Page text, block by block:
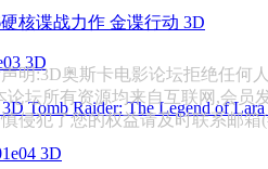
核谍战力作 金谍行动 3D
3D
Tomb Raider: The Legend of
3D
明:3D奥斯卡电影论坛拒绝任何
论坛所有资源均来自互联网,会员
侵犯了您的权益请及时联系邮箱